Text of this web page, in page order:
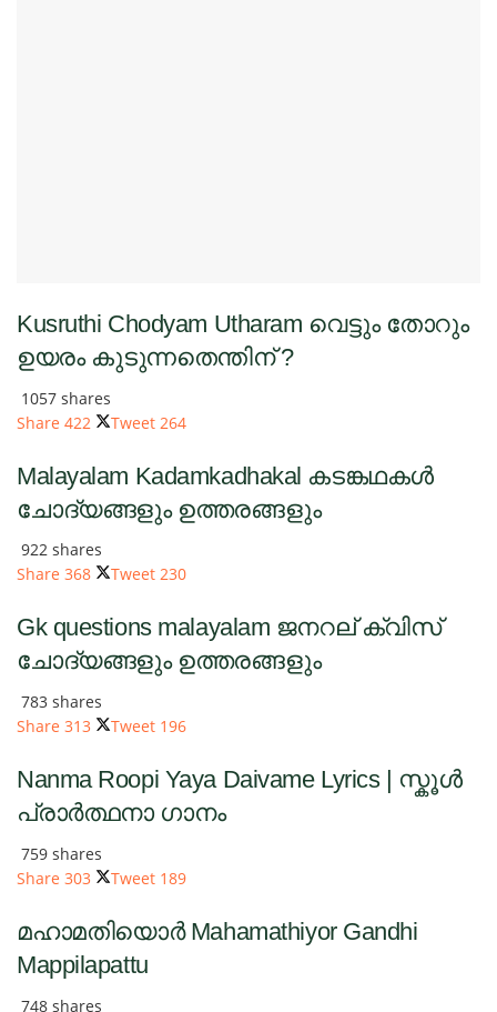
Kusruthi Chodyam Utharam വെട്ടും തോറും
ഉയരം കുടുന്നതെന്തിന് ?
1057 shares
Share 422 Tweet 264
Malayalam Kadamkadhakal കടങ്കഥകൾ
ചോദ്യങ്ങളും ഉത്തരങ്ങളും
922 shares
Share 368 Tweet 230
Gk questions malayalam ജനറല് ക്വിസ്
ചോദ്യങ്ങളും ഉത്തരങ്ങളും
783 shares
Share 313 Tweet 196
Nanma Roopi Yaya Daivame Lyrics | സ്കൂൾ
പ്രാർത്ഥനാ ഗാനം
759 shares
Share 303 Tweet 189
മഹാമതിയൊർ Mahamathiyor Gandhi
Mappilapattu
748 shares